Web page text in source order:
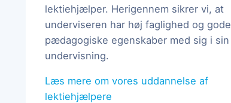
lektiehjælper. Herigennem sikrer vi, at
underviseren har høj faglighed og gode
pædagogiske egenskaber med sig i sin
undervisning.
Læs mere om vores uddannelse af
lektiehjælpere